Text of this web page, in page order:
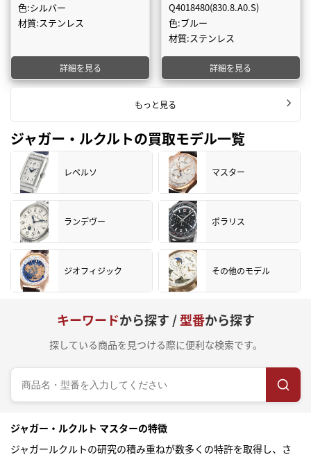
色:シルバー
材質:ステンレス
詳細を見る
Q4018480(830.8.A0.S)
色:ブルー
材質:ステンレス
詳細を見る
もっと見る
ジャガー・ルクルトの買取モデル一覧
レベルソ マスター
ランデヴー ポラリス
ジオフィジック その他のモデル
キーワードから探す /型番から探す
探している商品を見つける際に便利な検索です。
ジャガー・ルクルト マスターの特徴
ジャガールクルトの研究の積み重ねが数多くの特許を取得し、さ